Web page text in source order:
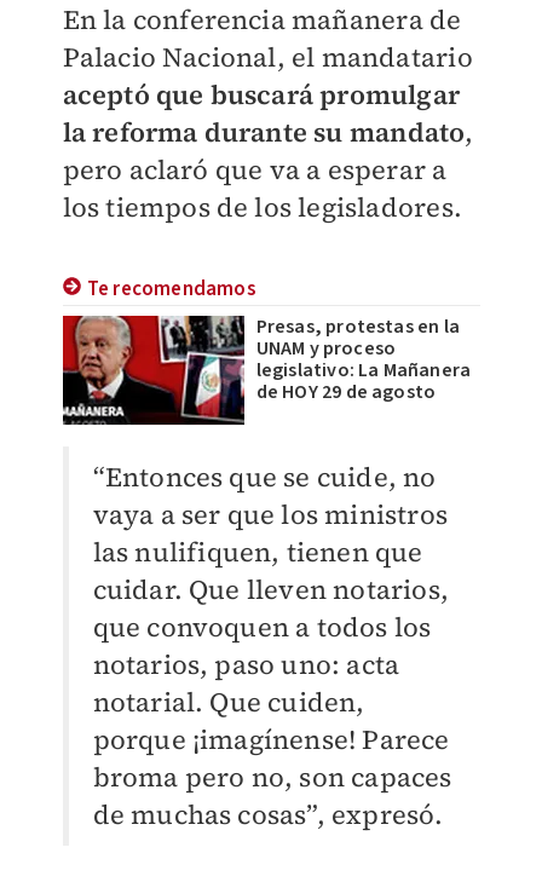
En la conferencia mañanera de
Palacio Nacional, el mandatario
aceptó que buscará promulgar
la reforma durante su mandato,
pero aclaró que va a esperar a
los tiempos de los legisladores.
Te recomendamos
Presas, protestas en la
UNAM y proceso
legislativo: La Mañanera
de HOY 29 de agosto
“Entonces que se cuide, no
vaya a ser que los ministros
las nulifiquen, tienen que
cuidar. Que lleven notarios,
que convoquen a todos los
notarios, paso uno: acta
notarial. Que cuiden,
porque ¡imagínense! Parece
broma pero no, son capaces
de muchas cosas”, expresó.